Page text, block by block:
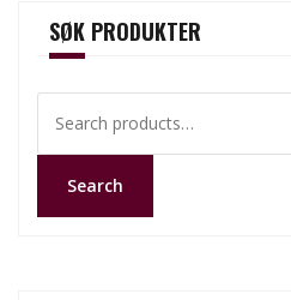
SØK PRODUKTER
for:
Search